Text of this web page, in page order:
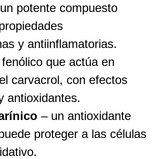
potente compuesto
y antiinflamatorias.
que actúa en
carvacrol, con efectos
antioxidantes.
– un antioxidante
proteger a las células